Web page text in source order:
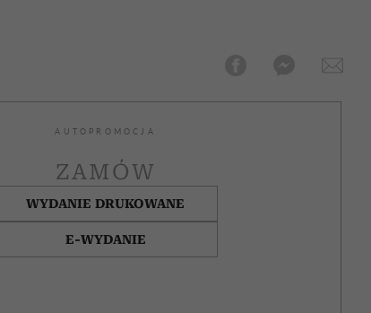
AUTOPROMOCJA
ZAMÓW
WYDANIE DRUKOWANE
E-WYDANIE